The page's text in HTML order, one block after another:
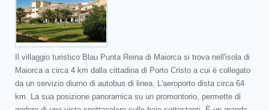
Il villaggio turistico Blau Punta Reina di Maiorca si trova nell'isola di
Maiorca a circa 4 km dalla cittadina di Porto Cristo a cui è collegato
da un servizio diurno di autobus di linea. L'aeroporto dista circa 64
km. La sua posizione panoramica su un promontorio, permette di